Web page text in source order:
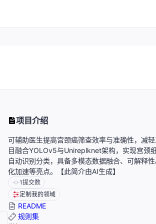
项目介绍
可辅助医生提高宫颈癌筛查效率与准确性，减
目融合YOLOv5与Unireplknet架构，实现宫颈
自动识别分类，具备多模态数据融合、可解释
化加速等亮点。【此简介由AI生成】
1提交数
定制我的领域
README
规则集